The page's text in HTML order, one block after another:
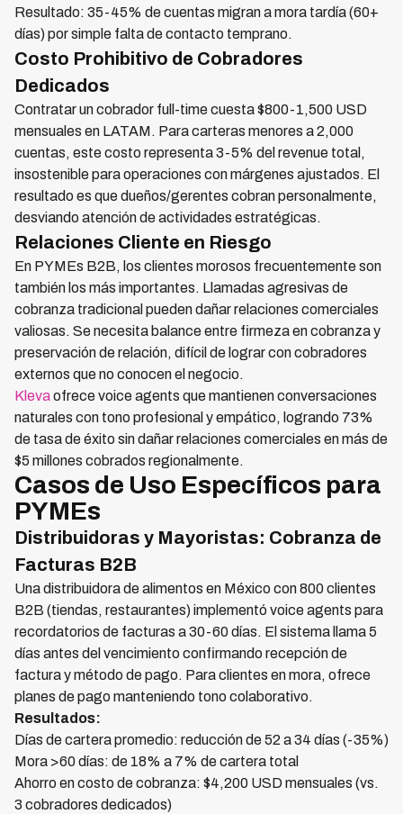
Resultado: 35-45% de cuentas migran a mora tardía (60+
días) por simple falta de contacto temprano.
Costo Prohibitivo de Cobradores
Dedicados
Contratar un cobrador full-time cuesta $800-1,500 USD
mensuales en LATAM. Para carteras menores a 2,000
cuentas, este costo representa 3-5% del revenue total,
insostenible para operaciones con márgenes ajustados. El
resultado es que dueños/gerentes cobran personalmente,
desviando atención de actividades estratégicas.
Relaciones Cliente en Riesgo
En PYMEs B2B, los clientes morosos frecuentemente son
también los más importantes. Llamadas agresivas de
cobranza tradicional pueden dañar relaciones comerciales
valiosas. Se necesita balance entre firmeza en cobranza y
preservación de relación, difícil de lograr con cobradores
externos que no conocen el negocio.
Klevaofrece voice agents que mantienen conversaciones
naturales con tono profesional y empático, logrando 73%
de tasa de éxito sin dañar relaciones comerciales en más de
$5 millones cobrados regionalmente.
Casos de Uso Específicos para
PYMEs
Distribuidoras y Mayoristas: Cobranza de
Facturas B2B
Una distribuidora de alimentos en México con 800 clientes
B2B (tiendas, restaurantes) implementó voice agents para
recordatorios de facturas a 30-60 días. El sistema llama 5
días antes del vencimiento confirmando recepción de
factura y método de pago. Para clientes en mora, ofrece
planes de pago manteniendo tono colaborativo.
Resultados:
Días de cartera promedio: reducción de 52 a 34 días (-35%)
Mora >60 días: de 18% a 7% de cartera total
Ahorro en costo de cobranza: $4,200 USD mensuales (vs.
3 cobradores dedicados)